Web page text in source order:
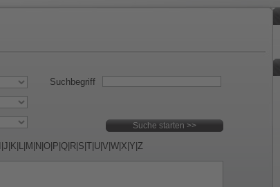
Suchbegriff
J K L M N O P Q R S T U V W X Y Z